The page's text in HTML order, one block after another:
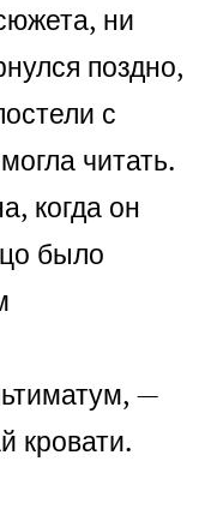
ни
поздно,
с
читать.
когда он
было
—
кровати.